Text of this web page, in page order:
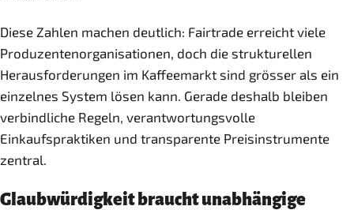
Diese Zahlen machen deutlich: Fairtrade erreicht viele
Produzentenorganisationen, doch die strukturellen
Herausforderungen im Kaffeemarkt sind grösser als ein
einzelnes System lösen kann. Gerade deshalb bleiben
verbindliche Regeln, verantwortungsvolle
Einkaufspraktiken und transparente Preisinstrumente
zentral.
Glaubwürdigkeit braucht unabhängige